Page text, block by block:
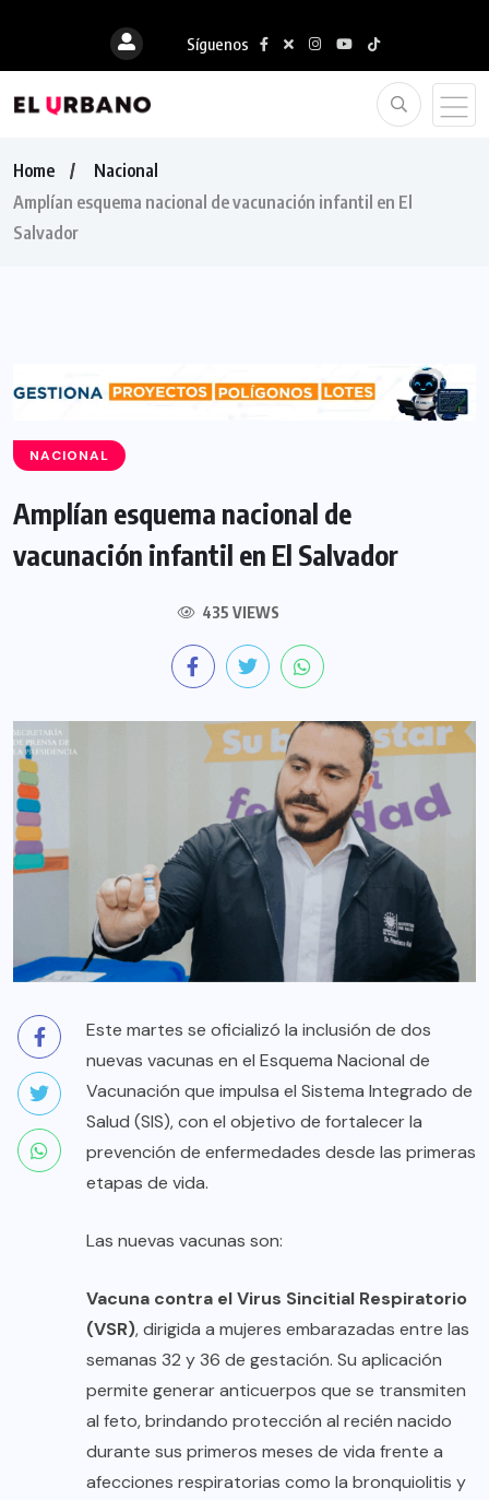
Síguenos
Home
Nacional
Amplían esquema nacional de vacunación infantil en El
Salvador
NACIONAL
Amplían esquema nacional de
vacunación infantil en El Salvador
435 VIEWS
Este martes se oficializó la inclusión de dos
nuevas vacunas en el Esquema Nacional de
Vacunación que impulsa el Sistema Integrado de
Salud (SIS), con el objetivo de fortalecer la
prevención de enfermedades desde las primeras
etapas de vida.
Las nuevas vacunas son:
Vacuna contra el Virus Sincitial Respiratorio
(VSR), dirigida a mujeres embarazadas entre las
semanas 32 y 36 de gestación. Su aplicación
permite generar anticuerpos que se transmiten
al feto, brindando protección al recién nacido
durante sus primeros meses de vida frente a
afecciones respiratorias como la bronquiolitis y